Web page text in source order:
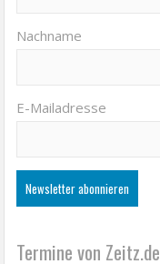
Nachname
E-Mailadresse
Termine von Zeitz.de